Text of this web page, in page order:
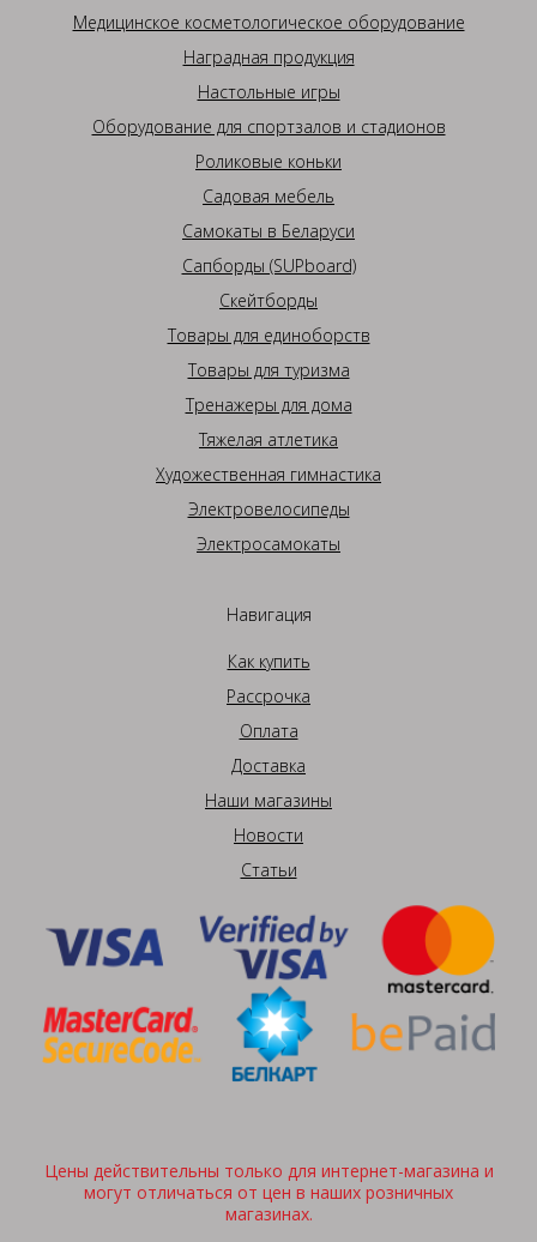
Медицинское косметологическое оборудование
Наградная продукция
Настольные игры
Оборудование для спортзалов и стадионов
Роликовые коньки
Садовая мебель
Самокаты в Беларуси
Сапборды (SUPboard)
Скейтборды
Товары для единоборств
Товары для туризма
Тренажеры для дома
Тяжелая атлетика
Художественная гимнастика
Электровелосипеды
Электросамокаты
Навигация
Как купить
Рассрочка
Оплата
Доставка
Наши магазины
Новости
Статьи
Цены действительны только для интернет-магазина и
могут отличаться от цен в наших розничных
магазинах.